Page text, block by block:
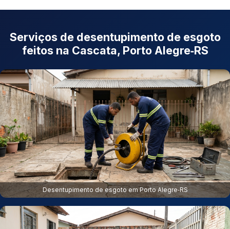
Serviços de desentupimento de esgoto
feitos na Cascata, Porto Alegre‑RS
Desentupimento de esgoto em Porto Alegre‑RS